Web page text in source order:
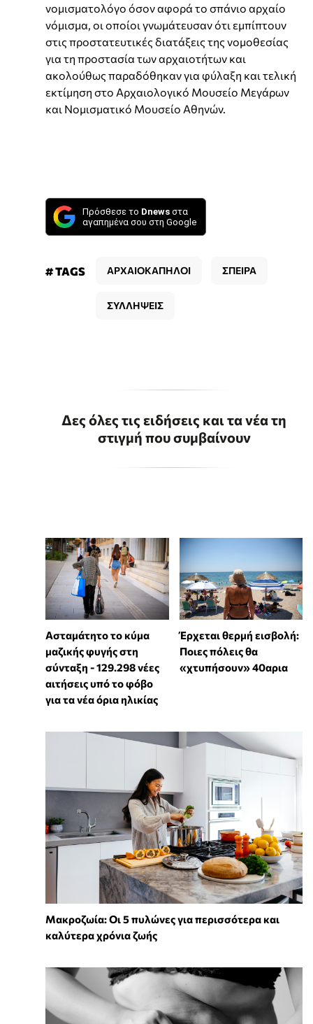
νομισματολόγο όσον αφορά το σπάνιο αρχαίο
νόμισμα, οι οποίοι γνωμάτευσαν ότι εμπίπτουν
στις προστατευτικές διατάξεις της νομοθεσίας
για τη προστασία των αρχαιοτήτων και
ακολούθως παραδόθηκαν για φύλαξη και τελική
εκτίμηση στο Αρχαιολογικό Μουσείο Μεγάρων
και Νομισματικό Μουσείο Αθηνών.
Πρόσθεσε το Dnews στα
αγαπημένα σου στη Google
# TAGS ΑΡΧΑΙΟΚΑΠΗΛΟΙ ΣΠΕΙΡΑ
ΣΥΛΛΗΨΕΙΣ
Δες όλες τις ειδήσεις και τα νέα τη
στιγμή που συμβαίνουν
Ασταμάτητο το κύμα
μαζικής φυγής στη
σύνταξη - 129.298 νέες
αιτήσεις υπό το φόβο
για τα νέα όρια ηλικίας
Έρχεται θερμή εισβολή:
Ποιες πόλεις θα
«χτυπήσουν» 40αρια
Mακροζωία: Οι 5 πυλώνες για περισσότερα και
καλύτερα χρόνια ζωής